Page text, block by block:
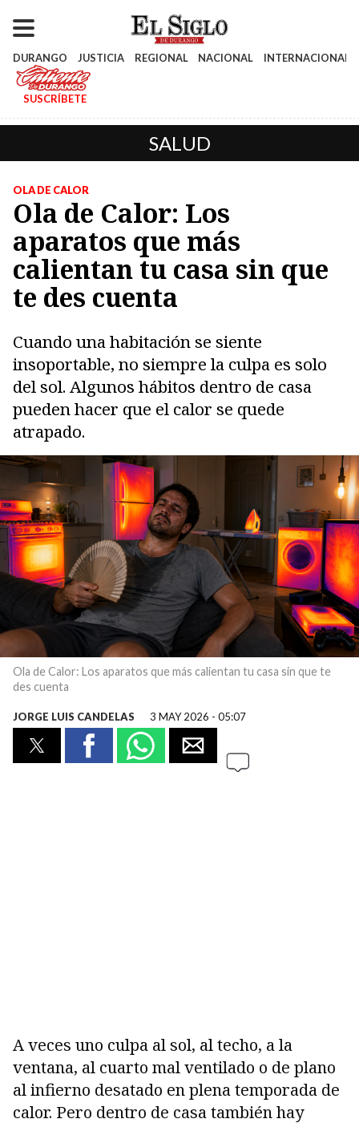
DURANGO JUSTICIA REGIONAL NACIONAL INTERNACIONAL
SUSCRÍBETE
SALUD
OLA DE CALOR
Ola de Calor: Los
aparatos que más
calientan tu casa sin que
te des cuenta
Cuando una habitación se siente
insoportable, no siempre la culpa es solo
del sol. Algunos hábitos dentro de casa
pueden hacer que el calor se quede
atrapado.
Ola de Calor: Los aparatos que más calientan tu casa sin que te
des cuenta
JORGE LUIS CANDELAS 3 MAY 2026 - 05:07
A veces uno culpa al sol, al techo, a la
ventana, al cuarto mal ventilado o de plano
al infierno desatado en plena temporada de
calor. Pero dentro de casa también hay